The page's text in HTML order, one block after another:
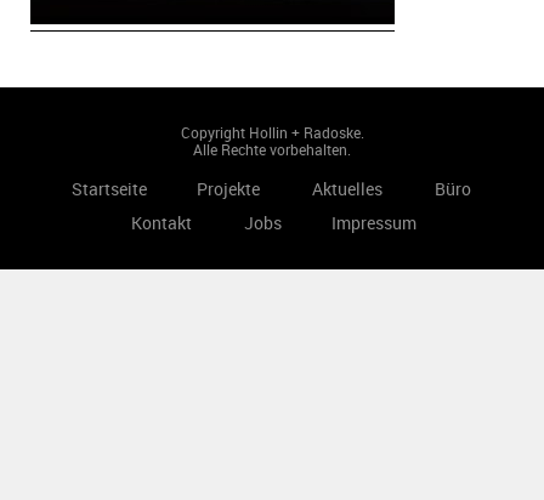
Copyright Hollin + Radoske.
Alle Rechte vorbehalten.
Startseite Projekte Aktuelles
Büro
Kontakt
Jobs Impressum